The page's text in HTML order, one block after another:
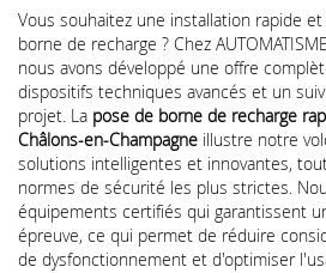
Vous souhaitez une installation rapide
borne de recharge ? Chez
nous avons développé une offre
dispositifs techniques avancés et un
projet. La pose de borne de recharge
Châlons-en-Champagne illustre notre
solutions intelligentes et innovantes,
normes de sécurité les plus strictes.
équipements certifiés qui garantissent
épreuve, ce qui permet de réduire
de dysfonctionnement et d'optimiser